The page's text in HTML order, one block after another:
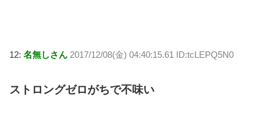
12: 名無しさん 2017/12/08(金) 04:40:15.61 ID:tcLEPQ5N0
ストロングゼロがちで不味い